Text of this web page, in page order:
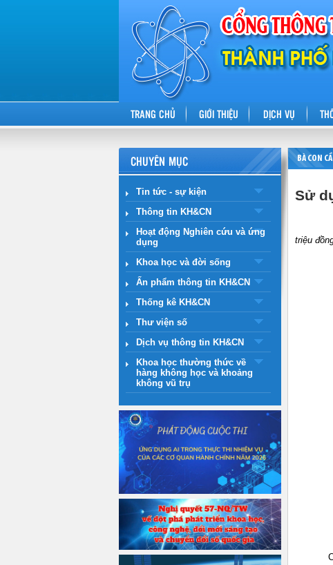
TRANG CHỦ GIỚI THIỆU DỊCH VỤ
CHUYÊN MỤC
Tin tức - sự kiện
Thông tin KH&CN
Hoạt động Nghiên cứu và ứng
dụng
Khoa học và đời sống
Ấn phẩm thông tin KH&CN
Thống kê KH&CN
Thư viện số
Dịch vụ thông tin KH&CN
Khoa học thường thức về
hàng không học và khoảng
không vũ trụ
BÀ CON
Sử
Nghị
triệu